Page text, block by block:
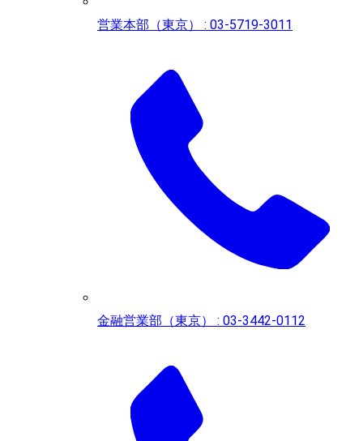
営業本部（東京） : 03-5719-3011
金融営業部（東京） : 03-3442-0112